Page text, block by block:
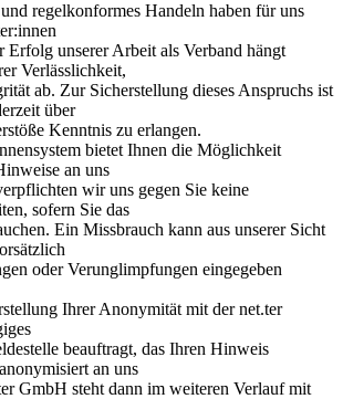
regelkonformes Handeln haben für uns
Erfolg unserer Arbeit als Verband hängt
Verlässlichkeit,
ab. Zur Sicherstellung dieses Anspruchs ist
über
Kenntnis zu erlangen.
bietet Ihnen die Möglichkeit
an uns
wir uns gegen Sie keine
sofern Sie das
Ein Missbrauch kann aus unserer Sicht
oder Verunglimpfungen eingegeben
Ihrer Anonymität mit der net.ter
beauftragt, das Ihren Hinweis
an uns
GmbH steht dann im weiteren Verlauf mit